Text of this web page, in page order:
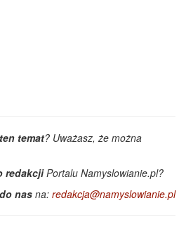
temat? Uważasz, że można
redakcjiPortalu Namyslowianie.pl?
nas na: redakcja@namyslowianie.pl